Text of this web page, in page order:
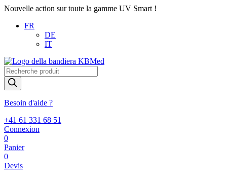
Nouvelle action sur toute la gamme UV Smart !
FR
DE
IT
Recherche
de
produits
Besoin d'aide ?
+41 61 331 68 51
Connexion
0
Panier
0
Devis